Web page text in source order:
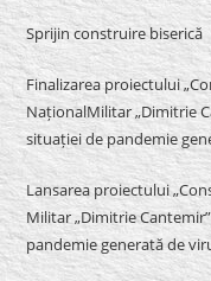
Sprijin construire biserică
Finalizarea proiectului
NaționalMilitar „Dimitrie
situației de pandemie
Lansarea proiectului
Militar „Dimitrie
pandemie generată de